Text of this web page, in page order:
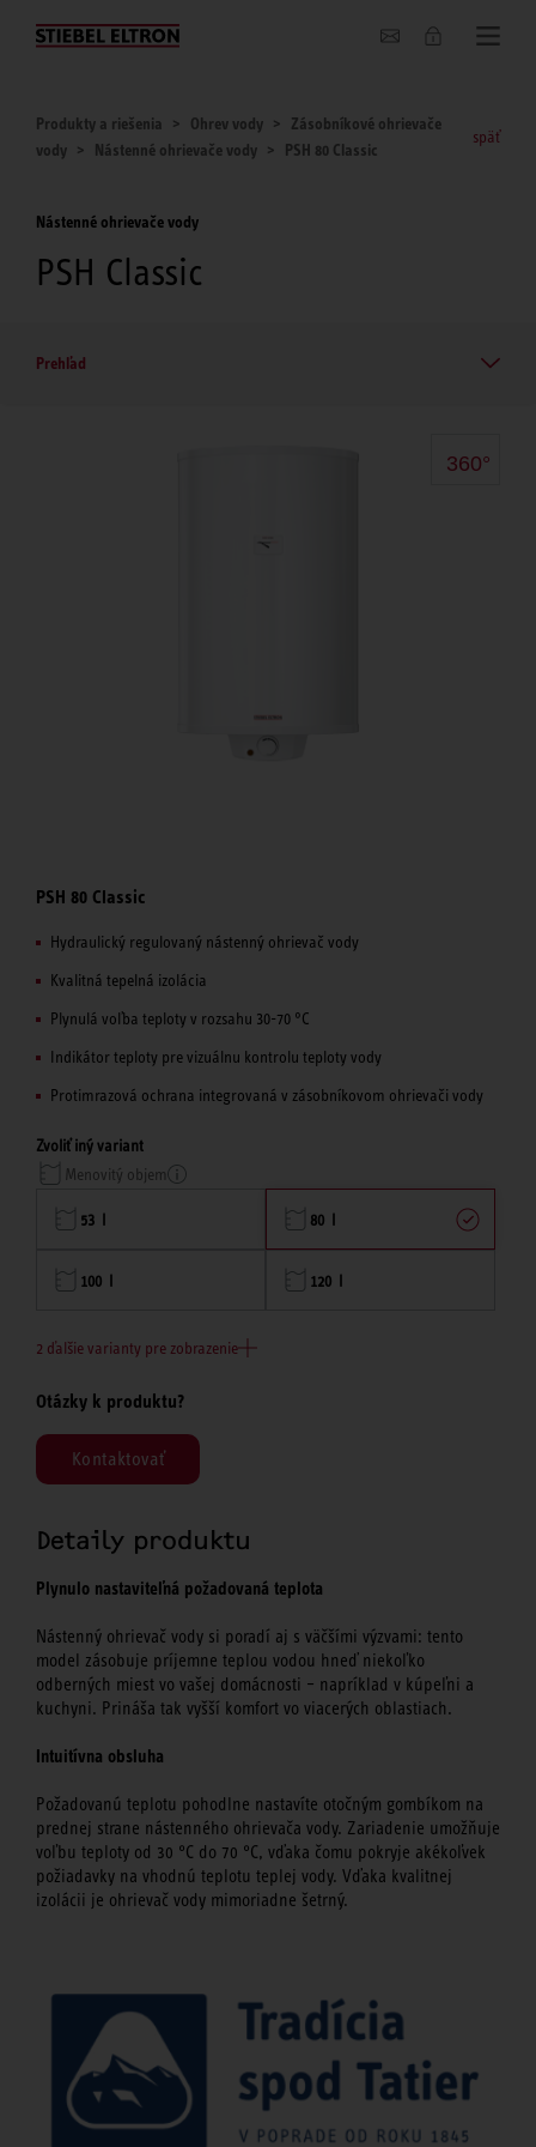
O nás
Produkty a riešenia Ohrev vody
Zásobníkové ohrievače
vody
Nástenné ohrievače vody PSH 80 Classic
späť
Nástenné ohrievače vody
PSH Classic
Prehľad
360°
PSH 80 Classic
Hydraulický regulovaný nástenný ohrievač vody
Kvalitná tepelná izolácia
Plynulá voľba teploty v rozsahu 30-70 °C
Indikátor teploty pre vizuálnu kontrolu teploty vody
Protimrazová ochrana integrovaná v zásobníkovom ohrievači vody
Zvoliť iný variant
Menovitý objem
53 l 80 l
100 l 120 l
2 ďalšie varianty pre zobrazenie
Otázky k produktu?
Kontaktovať
Detaily produktu
Plynulo nastaviteľná požadovaná teplota
Nástenný ohrievač vody si poradí aj s väčšími výzvami: tento
model zásobuje príjemne teplou vodou hneď niekoľko
odberných miest vo vašej domácnosti – napríklad v kúpeľni a
kuchyni. Prináša tak vyšší komfort vo viacerých oblastiach.
Intuitívna obsluha
Požadovanú teplotu pohodlne nastavíte otočným gombíkom na
prednej strane nástenného ohrievača vody. Zariadenie umožňuje
voľbu teploty od 30 °C do 70 °C, vďaka čomu pokryje akékoľvek
požiadavky na vhodnú teplotu teplej vody. Vďaka kvalitnej
izolácii je ohrievač vody mimoriadne šetrný.